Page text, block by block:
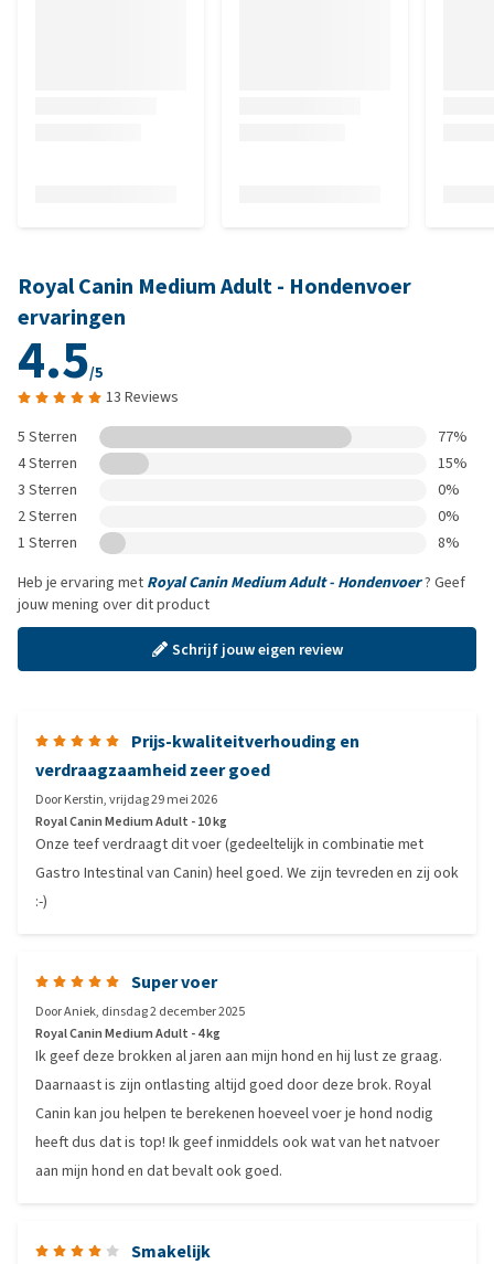
Royal Canin Medium Adult - Hondenvoer
ervaringen
4.5/5
13 Reviews
5 Sterren
77%
4 Sterren
15%
3 Sterren
0%
2 Sterren
0%
1 Sterren
8%
Heb je ervaring met Royal Canin Medium Adult - Hondenvoer? Geef
jouw mening over dit product
Schrijf jouw eigen review
Prijs-kwaliteitverhouding en
verdraagzaamheid zeer goed
DoorKerstin,vrijdag 29 mei 2026
Royal Canin Medium Adult - 10 kg
Onze teef verdraagt dit voer (gedeeltelijk in combinatie met
Gastro Intestinal van Canin) heel goed. We zijn tevreden en zij ook
:-)
Super voer
DoorAniek, dinsdag 2 december 2025
Royal Canin Medium Adult - 4 kg
Ik geef deze brokken al jaren aan mijn hond en hij lust ze graag.
Daarnaast is zijn ontlasting altijd goed door deze brok. Royal
Canin kan jou helpen te berekenen hoeveel voer je hond nodig
heeft dus dat is top! Ik geef inmiddels ook wat van het natvoer
aan mijn hond en dat bevalt ook goed.
Smakelijk